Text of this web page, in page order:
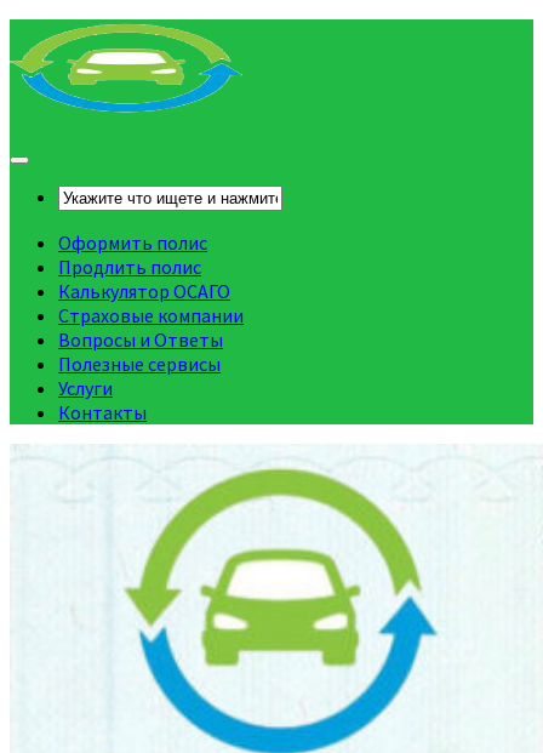
Оформить полис
Продлить полис
Калькулятор ОСАГО
Страховые компании
Вопросы и Ответы
Полезные сервисы
Услуги
Контакты